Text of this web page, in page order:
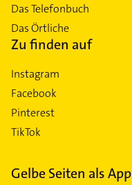
Das Telefonbuch
Das Örtliche
Zu finden auf
Instagram
Facebook
Pinterest
TikTok
Gelbe Seiten als App